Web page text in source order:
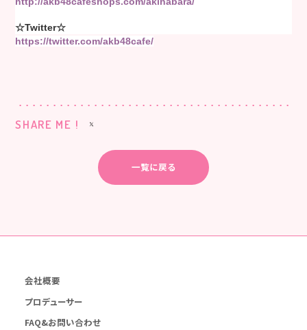
☆Twitter☆
https://twitter.com/akb48cafe/
SHARE ME !
一覧に戻る
会社概要
プロデューサー
FAQ&お問い合わせ